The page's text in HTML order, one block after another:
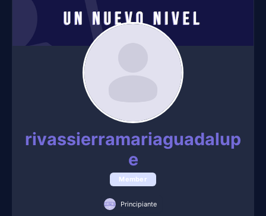
rivassierramariaguadalup
e
Member
Principiante